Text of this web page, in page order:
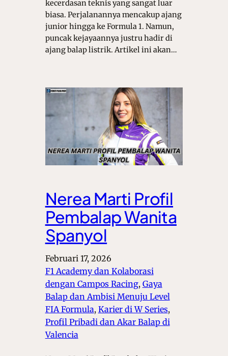
kecerdasan teknis yang sangat luar
biasa. Perjalanannya mencakup ajang
junior hingga ke Formula 1. Namun,
puncak kejayaannya justru hadir di
ajang balap listrik. Artikel ini akan…
Nerea Marti Profil
Pembalap Wanita
Spanyol
Februari 17, 2026
F1 Academy dan Kolaborasi
dengan Campos Racing, Gaya
Balap dan Ambisi Menuju Level
FIA Formula, Karier di W Series
Profil Pribadi dan Akar Balap di
Valencia